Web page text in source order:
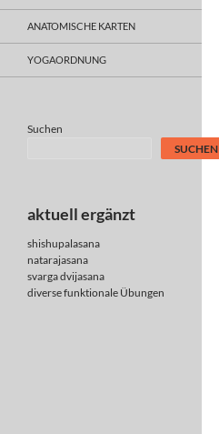
ANATOMISCHE KARTEN
YOGAORDNUNG
Suchen
SUCHEN
aktuell ergänzt
shishupalasana
natarajasana
svarga dvijasana
diversefunktionale Übungen